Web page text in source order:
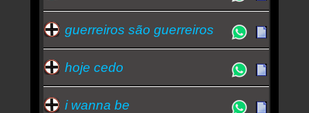
guerreiros são guerreiros
hoje cedo
i wanna be